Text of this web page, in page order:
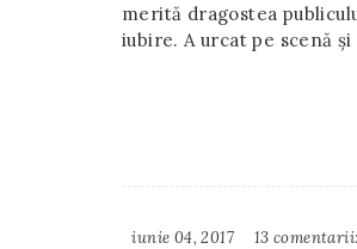
merită dragostea
iubire. A urcat pe scenă
iunie 04, 2017 13 comentarii: